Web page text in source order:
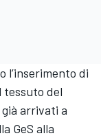
l’inserimento di
tessuto del
arrivati a
GeS alla